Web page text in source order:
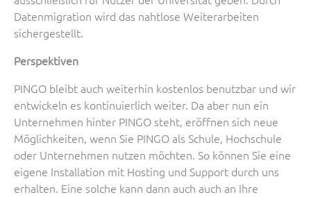
Datenmigration wird das nahtlose Weiterarbeiten
sichergestellt.
Perspektiven
PINGO bleibt auch weiterhin kostenlos benutzbar und wir
entwickeln es kontinuierlich weiter. Da aber nun ein
Unternehmen hinter PINGO steht, eröffnen sich neue
Möglichkeiten, wenn Sie PINGO als Schule, Hochschule
oder Unternehmen nutzen möchten. So können Sie eine
eigene Installation mit Hosting und Support durch uns
erhalten. Eine solche kann dann auch auch an Ihre